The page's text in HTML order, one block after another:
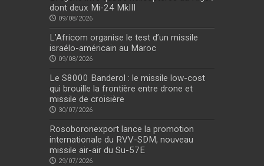
dont deux Mi-24 MkIII
09/08/2026
L’Africom organise le test d’un missile
israélo-américain au Maroc
09/08/2026
Le S8000 Banderol : le missile low-cost
qui brouille la frontière entre drone et
missile de croisière
30/07/2026
Rosoboronexport lance la promotion
internationale du RVV-SDM, nouveau
missile air-air du Su-57E
29/07/2026